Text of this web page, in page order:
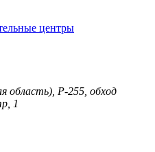
центры
область), Р-255, обход
1